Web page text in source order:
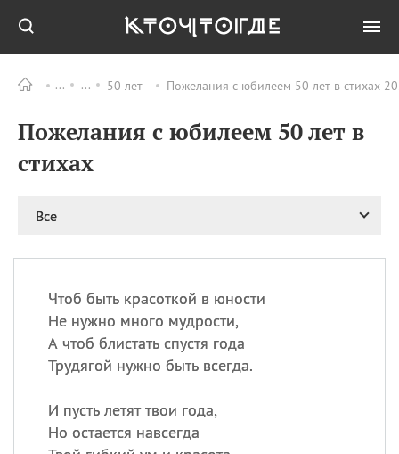
50 лет Пожелания с юбилеем 50 лет в стихах
Пожелания с юбилеем 50 лет в
стихах
Все
Чтоб быть красоткой в юности
Не нужно много мудрости,
А чтоб блистать спустя года
Трудягой нужно быть всегда.
И пусть летят твои года,
Но остается навсегда
ПРАЗДНИКИ Все
08.08 День «Счастье
случается» (Happiness
великомученика
покровителя всех
врачей и целителя
больных
09.08 День книголюбов (Book
Lovers Day)
ИМЕНА